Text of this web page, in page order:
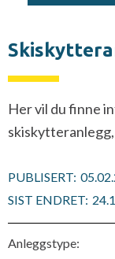
Her vil du finne
PUBLISERT:
SIST ENDRET:
Anleggstype: